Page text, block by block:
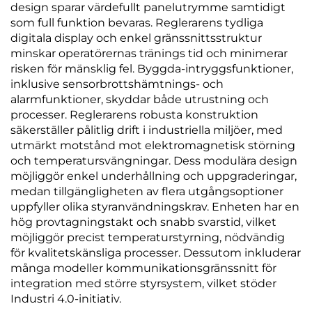
design sparar värdefullt panelutrymme samtidigt
som full funktion bevaras. Reglerarens tydliga
digitala display och enkel gränssnittsstruktur
minskar operatörernas tränings tid och minimerar
risken för mänsklig fel. Byggda-intryggsfunktioner,
inklusive sensorbrottshämtnings- och
alarmfunktioner, skyddar både utrustning och
processer. Reglerarens robusta konstruktion
säkerställer pålitlig drift i industriella miljöer, med
utmärkt motstånd mot elektromagnetisk störning
och temperatursvängningar. Dess modulära design
möjliggör enkel underhållning och uppgraderingar,
medan tillgängligheten av flera utgångsoptioner
uppfyller olika styranvändningskrav. Enheten har en
hög provtagningstakt och snabb svarstid, vilket
möjliggör precist temperaturstyrning, nödvändig
för kvalitetskänsliga processer. Dessutom inkluderar
många modeller kommunikationsgränssnitt för
integration med större styrsystem, vilket stöder
Industri 4.0-initiativ.